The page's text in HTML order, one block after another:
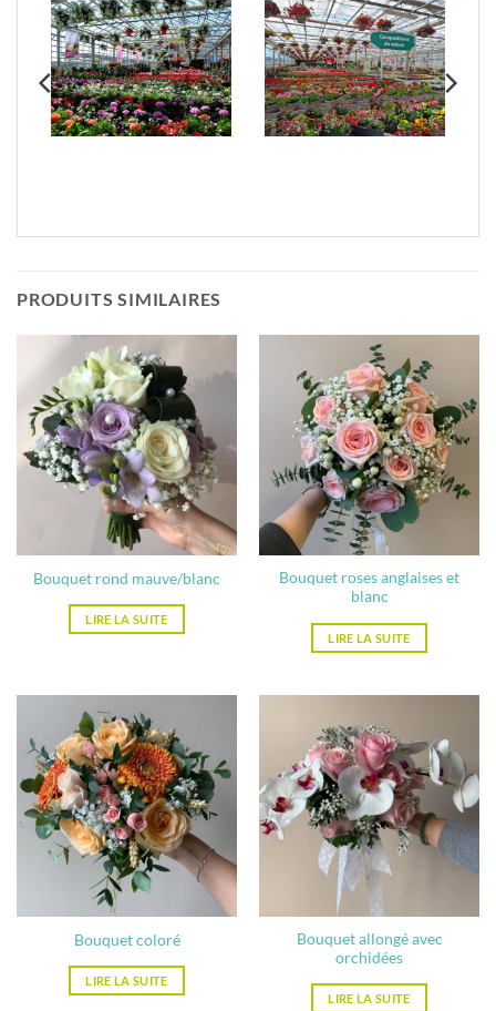
PRODUITS SIMILAIRES
Bouquet rond mauve/blanc
LIRE LA SUITE
Bouquet roses anglaises et
blanc
LIRE LA SUITE
Bouquet coloré
LIRE LA SUITE
Bouquet allongé avec
orchidées
LIRE LA SUITE